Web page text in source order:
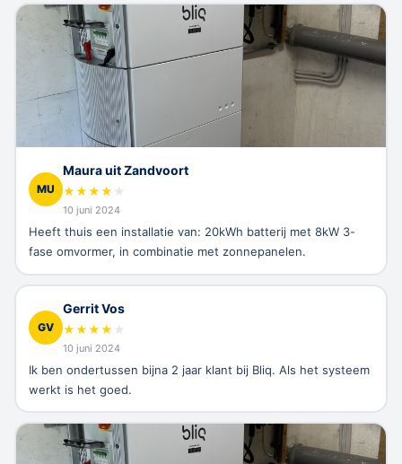
MU
Maura uit Zandvoort
★★★★ ★
10 juni 2024
Heeft thuis een installatie van: 20kWh batterij met 8kW 3-
fase omvormer, in combinatie met zonnepanelen.
GV
Gerrit Vos
★★★★ ★
10 juni 2024
Ik ben ondertussen bijna 2 jaar klant bij Bliq. Als het systeem
werkt is het goed.